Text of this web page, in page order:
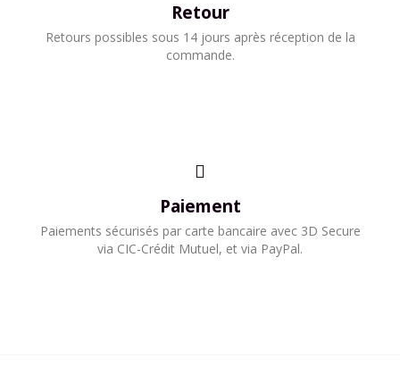
Retour
Retours possibles sous 14 jours après réception de la
commande.
Paiement
Paiements sécurisés par carte bancaire avec 3D Secure
via CIC-Crédit Mutuel, et via PayPal.​